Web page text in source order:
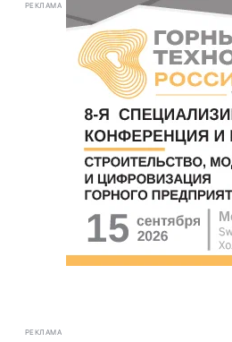
РЕКЛАМА
РЕКЛАМА